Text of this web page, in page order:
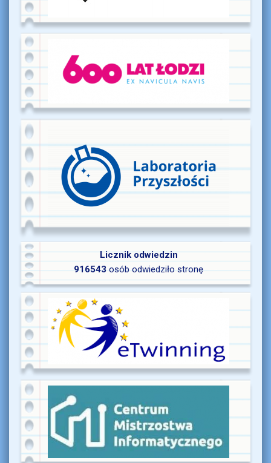
Licznik odwiedzin
916543 osób odwiedziło stronę